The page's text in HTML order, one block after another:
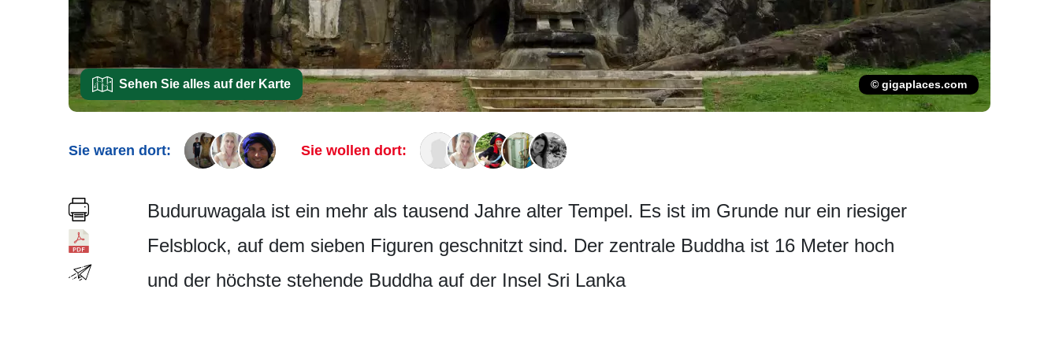
Sehen Sie alles auf der Karte © gigaplaces.com
Sie waren dort: Sie wollen dort:
Buduruwagala ist ein mehr als tausend Jahre alter Tempel. Es ist im Grunde nur ein riesiger
Felsblock, auf dem sieben Figuren geschnitzt sind. Der zentrale Buddha ist 16 Meter hoch
und der höchste stehende Buddha auf der Insel Sri Lanka